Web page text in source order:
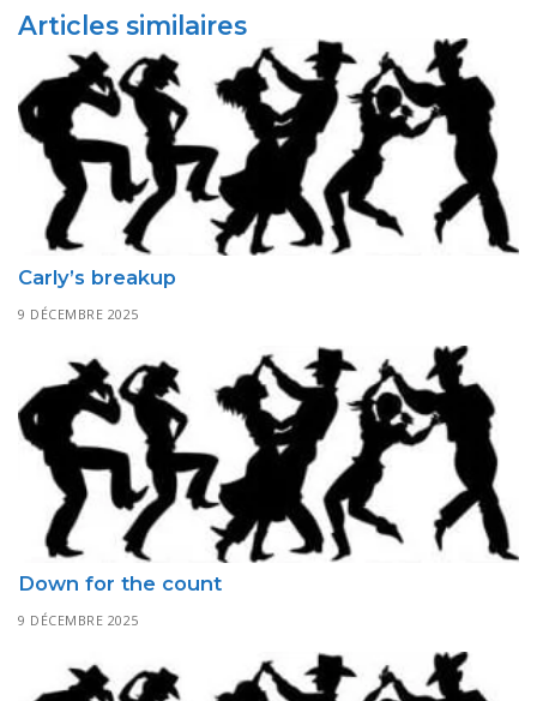
Articles similaires
Carly’s breakup
9 DÉCEMBRE 2025
Down for the count
9 DÉCEMBRE 2025